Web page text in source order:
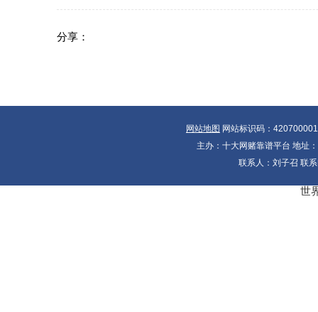
分享：
网站地图 网站标识码：
主办：十大网赌靠谱平台 地址
联系人：刘子召 联
世